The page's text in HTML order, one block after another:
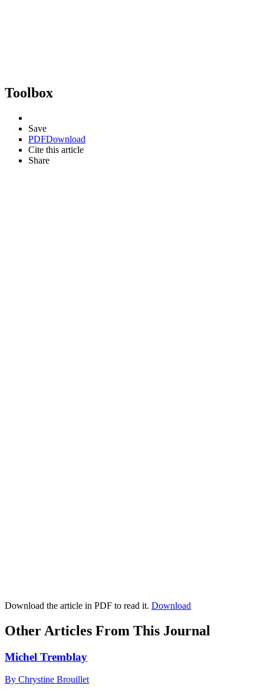
Toolbox
Save
PDFDownload
Cite this article
Share
Download the article in PDF to read it. Download
Other Articles From This Journal
Michel Tremblay
By Chrystine Brouillet